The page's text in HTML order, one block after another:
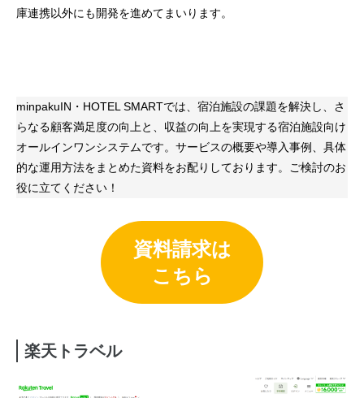
庫連携以外にも開発を進めてまいります。
minpakuIN・HOTEL SMARTでは、宿泊施設の課題を解決し、さ
らなる顧客満足度の向上と、収益の向上を実現する宿泊施設向け
オールインワンシステムです。サービスの概要や導入事例、具体
的な運用方法をまとめた資料をお配りしております。ご検討のお
役に立てください！
資料請求は
こちら
楽天トラベル